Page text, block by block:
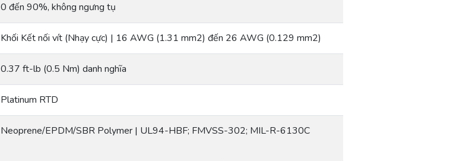
0 đến 90%, không ngưng tụ
Khối Kết nối vít (Nhạy cực) | 16 AWG (1.31 mm2) đến 26 AWG (0.129 mm2)
0.37 ft-lb (0.5 Nm) danh nghĩa
Platinum RTD
Neoprene/EPDM/SBR Polymer | UL94-HBF; FMVSS-302; MIL-R-6130C